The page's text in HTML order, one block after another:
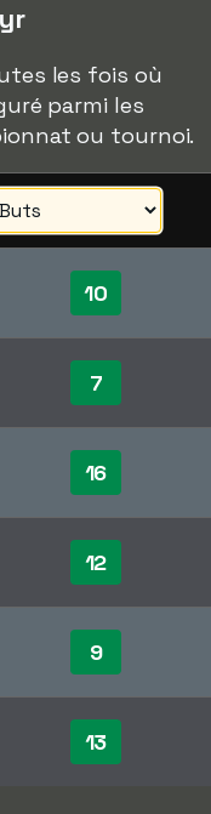
les fois où
parmi les
ou tournoi.
10
7
16
12
9
13